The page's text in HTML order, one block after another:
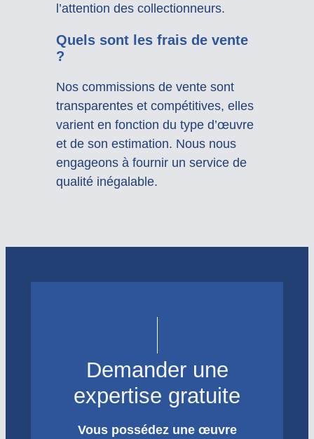
l’attention des collectionneurs.
Quels sont les frais de vente
?
Nos commissions de vente sont
transparentes et compétitives, elles
varient en fonction du type d’œuvre
et de son estimation. Nous nous
engageons à fournir un service de
qualité inégalable.
Demander une
expertise gratuite
Vous possédez une œuvre